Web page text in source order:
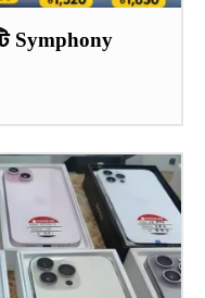
Symphony